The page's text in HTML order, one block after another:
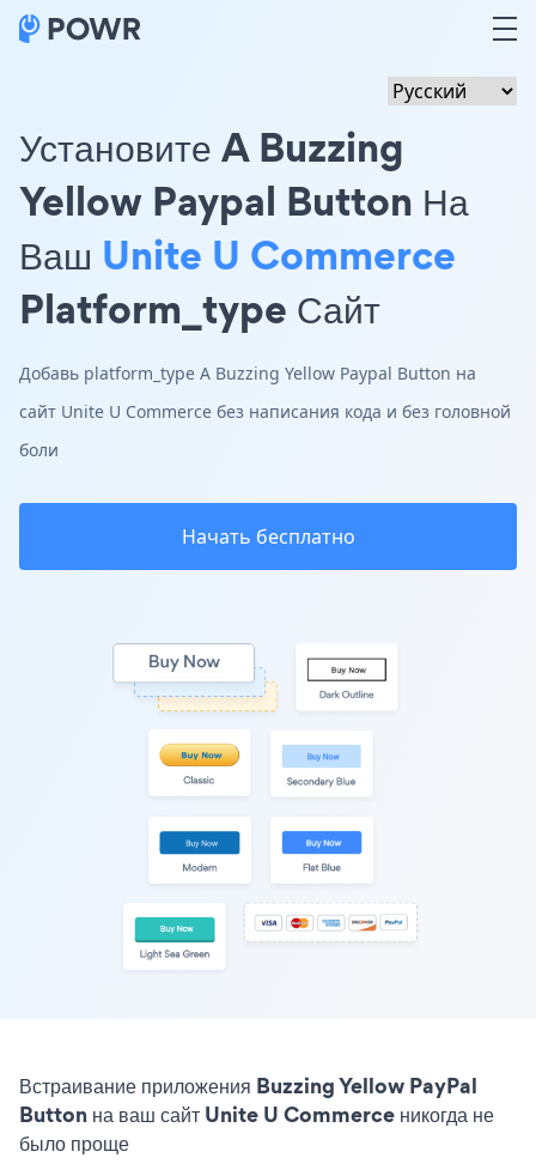
Установите A Buzzing
Yellow Paypal Button На
Ваш Unite U Commerce
Platform_type Сайт
Добавь platform_type A Buzzing Yellow Paypal Button на
сайт Unite U Commerce без написания кода и без головной
боли
Начать бесплатно
Встраивание приложения Buzzing Yellow PayPal
Button на ваш сайт Unite U Commerce никогда не
было проще